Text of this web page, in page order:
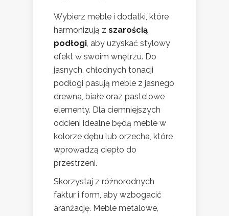
Wybierz meble i dodatki, które
harmonizują z szarością
podłogi, aby uzyskać stylowy
efekt w swoim wnętrzu. Do
jasnych, chłodnych tonacji
podłogi pasują meble z jasnego
drewna, białe oraz pastelowe
elementy. Dla ciemniejszych
odcieni idealne będą meble w
kolorze dębu lub orzecha, które
wprowadzą ciepło do
przestrzeni.
Skorzystaj z różnorodnych
faktur i form, aby wzbogacić
aranżację. Meble metalowe,